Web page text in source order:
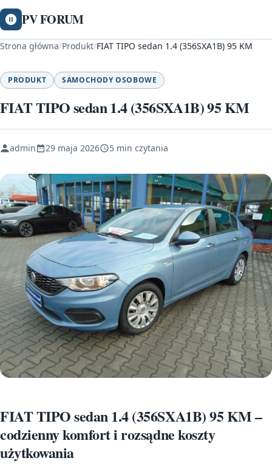
PV FORUM
Strona główna/Produkt/FIAT TIPO sedan 1.4 (356SXA1B) 95 KM
PRODUKT SAMOCHODY OSOBOWE
FIAT TIPO sedan 1.4 (356SXA1B) 95 KM
admin 29 maja 2026 5 min czytania
FIAT TIPO sedan 1.4 (356SXA1B) 95 KM –
codzienny komfort i rozsądne koszty
użytkowania